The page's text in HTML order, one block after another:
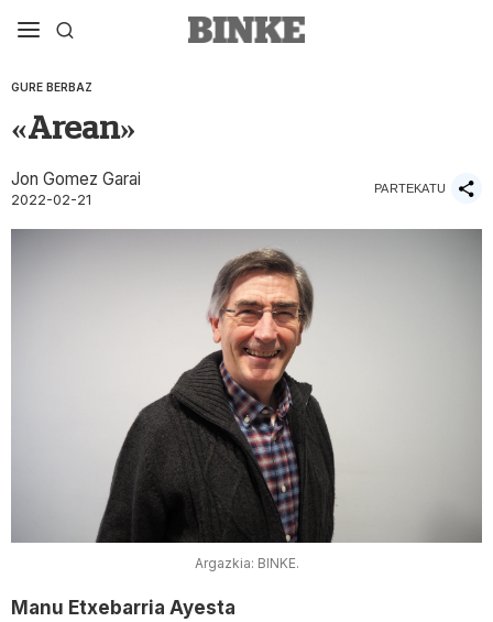
GURE BERBAZ
«Arean»
Jon Gomez Garai
2022-02-21
PARTEKATU
Argazkia: BINKE.
Manu Etxebarria Ayesta